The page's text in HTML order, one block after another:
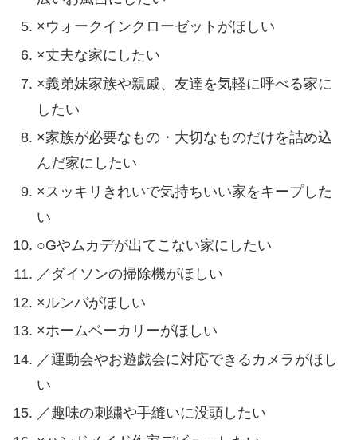
×ウォークインクローゼットがほしい
×丈夫な家にしたい
×義弟妹家族や親戚、友達を気軽に呼べる家に
したい
×家族が必要なもの・大切なものだけを詰め込
んだ家にしたい
×スッキリきれいで気持ちいい家をキープした
い
○Gやムカデが出てこない家にしたい
／ダイソンの掃除機がほしい
×ルンバがほしい
×ホームベーカリーがほしい
／運動会やお遊戯会に対応できるカメラがほし
い
／趣味の刺繍や手縫いに没頭したい